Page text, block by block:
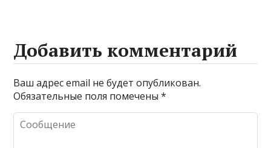
Добавить комментарий
Ваш адрес email не будет опубликован.
Обязательные поля помечены*